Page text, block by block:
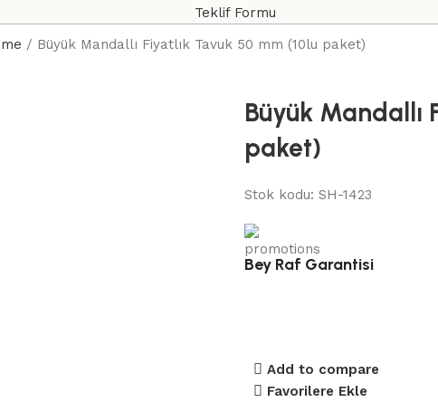
Teklif Formu
Büyük Mandallı Fiyatlık Tavuk 50 mm (10lu paket)
Büyük Mandallı
paket)
Stok kodu: SH-1423
Bey Raf Garantisi
Add to compare
Favorilere Ekle